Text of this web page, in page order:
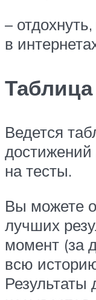
–
в
Ведется
достижений
на тесты.
Вы можете
лучших
момент (за
всю
Результаты